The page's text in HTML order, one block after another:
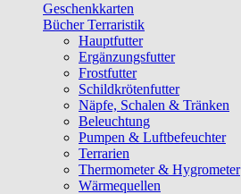
Geschenkkarten
Bücher Terraristik
Hauptfutter
Ergänzungsfutter
Frostfutter
Schildkrötenfutter
Näpfe, Schalen & Tränken
Beleuchtung
Pumpen & Luftbefeuchter
Terrarien
Thermometer & Hygrometer
Wärmequellen